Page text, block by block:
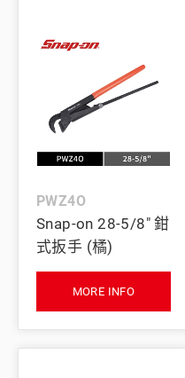
PWZ4O
Snap-on 28-5/8" 鉗
式扳手 (橘)
MORE INFO